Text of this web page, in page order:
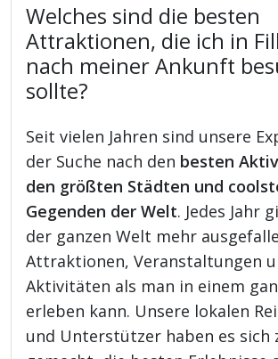
Welches sind die besten
Attraktionen, die ich in
nach meiner Ankunft
sollte?
Seit vielen Jahren sind unsere
der Suche nach den besten
den größten Städten und
Gegenden der Welt. Jedes Jahr
der ganzen Welt mehr
Attraktionen, Veranstaltungen
Aktivitäten als man in einem
erleben kann. Unsere lokalen
und Unterstützer haben es sich